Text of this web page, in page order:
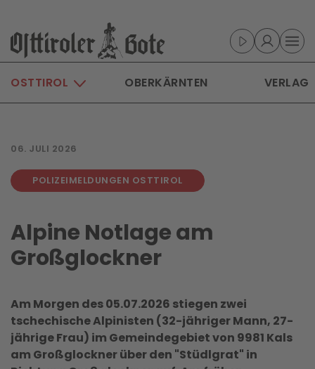
Skip to main content
OSTTIROL OBERKÄRNTEN VERLAG
06. JULI 2026
POLIZEIMELDUNGEN OSTTIROL
Alpine Notlage am
Großglockner
Am Morgen des 05.07.2026 stiegen zwei
tschechische Alpinisten (32-jähriger Mann, 27-
jährige Frau) im Gemeindegebiet von 9981 Kals
am Großglockner über den "Stüdlgrat" in